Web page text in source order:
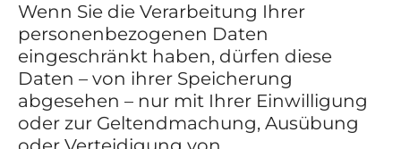
Wenn Sie die Verarbeitung Ihrer
personenbezogenen Daten
eingeschränkt haben, dürfen diese
Daten – von ihrer Speicherung
abgesehen – nur mit Ihrer Einwilligung
oder zur Geltendmachung, Ausübung